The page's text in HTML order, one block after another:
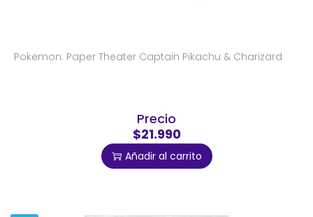
Pokemon: Paper Theater Captain Pikachu & Charizard
Precio
$21.990
Añadir al carrito